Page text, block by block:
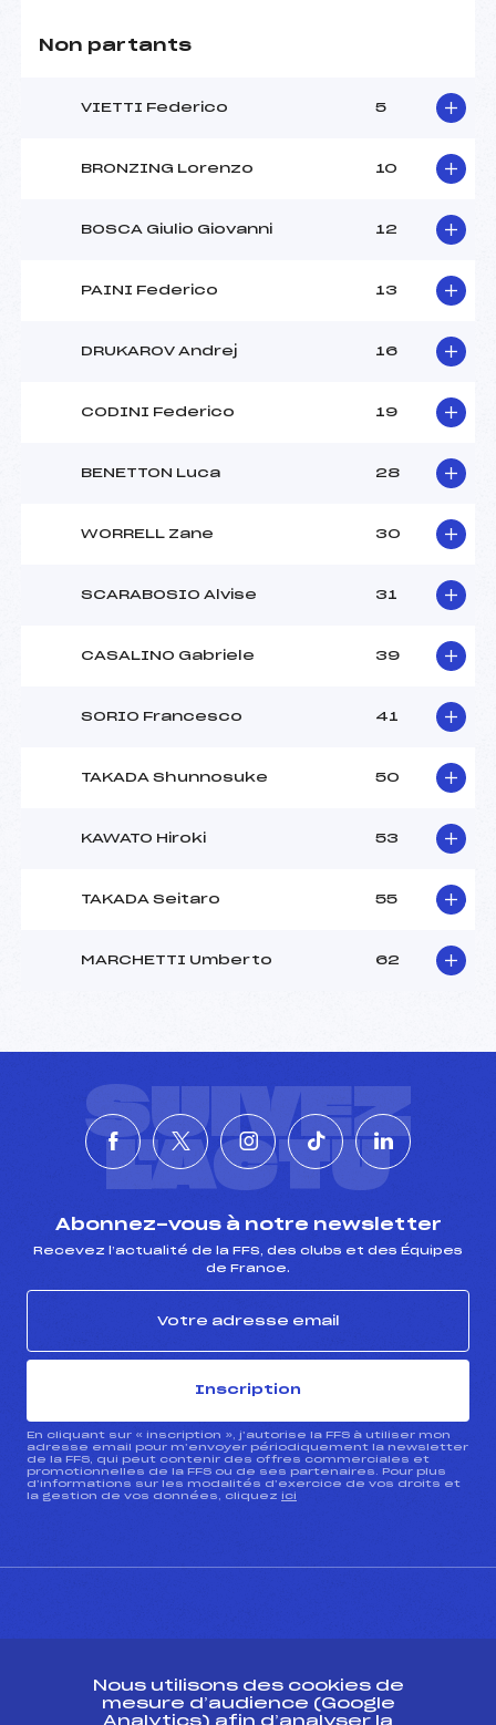
Non partants
VIETTI Federico 5
BRONZING Lorenzo 10
BOSCA Giulio Giovanni 12
PAINI Federico 13
DRUKAROV Andrej 16
CODINI Federico 19
BENETTON Luca 28
WORRELL Zane 30
SCARABOSIO Alvise 31
CASALINO Gabriele 39
SORIO Francesco 41
TAKADA Shunnosuke 50
KAWATO Hiroki 53
TAKADA Seitaro 55
MARCHETTI Umberto 62
SUIVEZ
L'ACTU
Abonnez-vous à notre newsletter
Recevez l’actualité de la FFS, des clubs et des Équipes
de France.
Inscription
En cliquant sur « inscription », j’autorise la FFS à utiliser mon
adresse email pour m’envoyer périodiquement la newsletter
de la FFS, qui peut contenir des offres commerciales et
promotionnelles de la FFS ou de ses partenaires. Pour plus
d’informations sur les modalités d’exercice de vos droits et
la gestion de vos données, cliquez ici
Nous utilisons des cookies de
mesure d’audience (Google
Analytics) afin d’analyser la